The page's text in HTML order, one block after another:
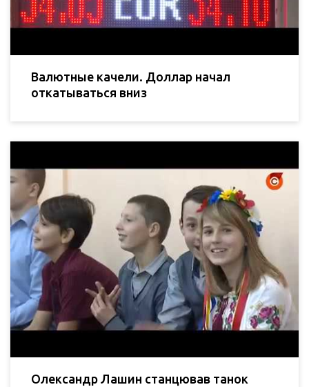
Валютные качели. Доллар начал
откатываться вниз
Олександр Лашин станцював танок